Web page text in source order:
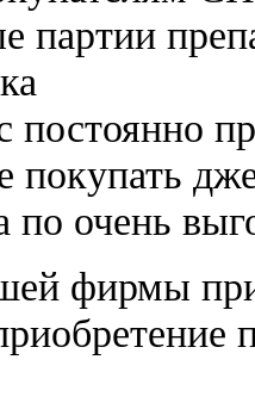
партии
постоянно
покупать
по очень
фирмы